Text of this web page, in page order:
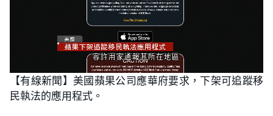
n
m
t
e
L
o
a
d
【有線新聞】美國蘋果公司應華府要求，下架可追蹤移
民執法的應用程式。